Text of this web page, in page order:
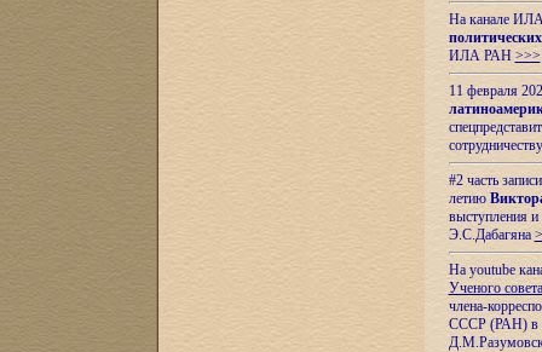
На канале
ИЛА РАН >>>
11 февраля
#2 часть
летию
выступления
Э.С.Дабагяна
На youtube
Ученого
члена-
СССР (РАН) в